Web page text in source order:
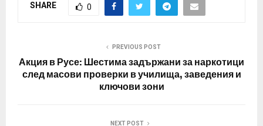
SHARE 0
PREVIOUS POST
Акция в Русе: Шестима задържани за наркотици
след масови проверки в училища, заведения и
ключови зони
NEXT POST